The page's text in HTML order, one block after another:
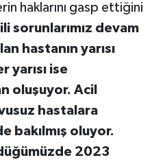
haklarını gasp ettiğini
sorunlarımız devam
hastanın yarısı
yarısı ise
oluşuyor. Acil
hastalara
bakılmış oluyor.
2023